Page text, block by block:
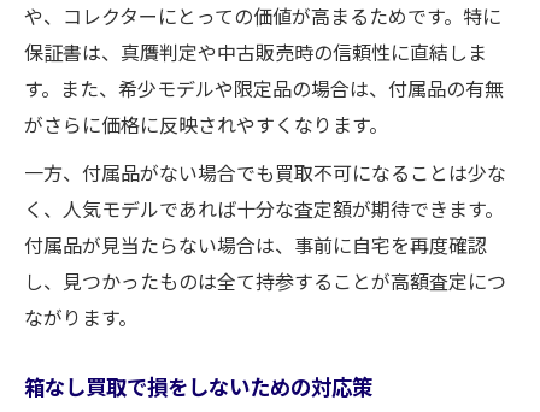
や、コレクターにとっての価値が高まるためです。特に
保証書は、真贋判定や中古販売時の信頼性に直結しま
す。また、希少モデルや限定品の場合は、付属品の有無
がさらに価格に反映されやすくなります。
一方、付属品がない場合でも買取不可になることは少な
く、人気モデルであれば十分な査定額が期待できます。
付属品が見当たらない場合は、事前に自宅を再度確認
し、見つかったものは全て持参することが高額査定につ
ながります。
箱なし買取で損をしないための対応策